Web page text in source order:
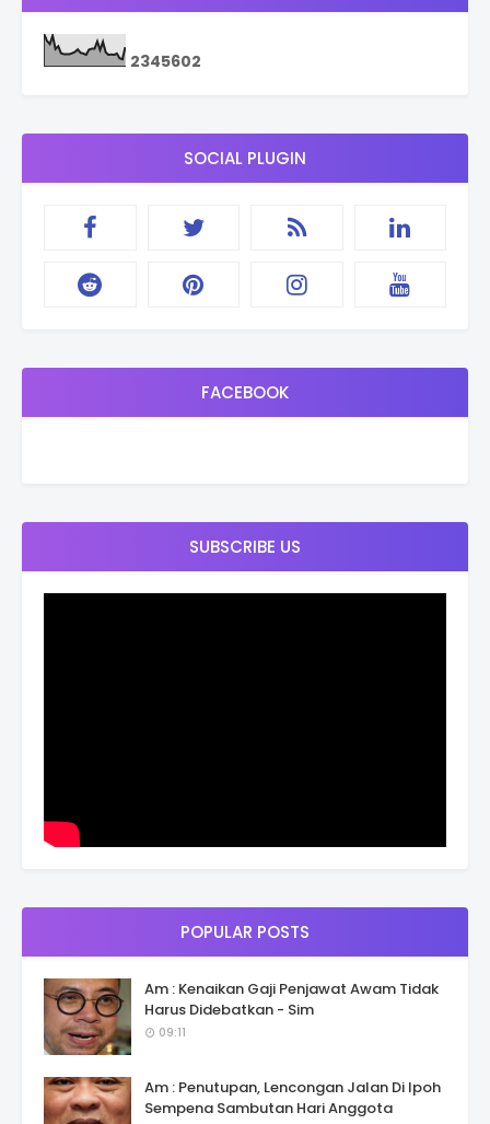
2345602
SOCIAL PLUGIN
FACEBOOK
SUBSCRIBE US
POPULAR POSTS
Am : Kenaikan Gaji Penjawat Awam Tidak
Harus Didebatkan - Sim
09:11
Am : Penutupan, Lencongan Jalan Di Ipoh
Sempena Sambutan Hari Anggota